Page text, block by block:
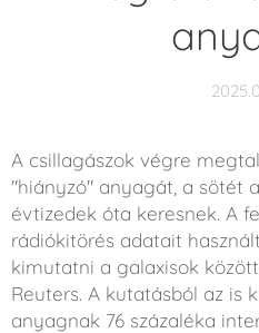
A csillagászok végre
"hiányzó" anyagát, a sötét
évtizedek óta keresnek. A
rádiókitörés adatait
kimutatni a galaxisok
Reuters. A kutatásból az is
anyagnak 76 százaléka